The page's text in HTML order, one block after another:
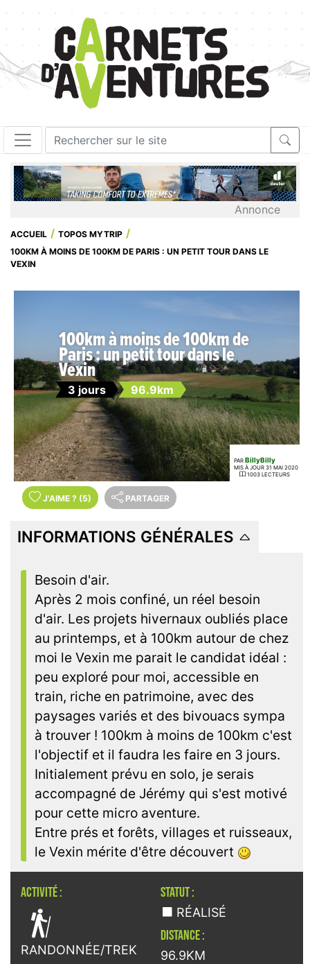
Annonce
ACCUEIL
TOPOS MYTRIP
100KM À MOINS DE 100KM DE PARIS : UN PETIT TOUR DANS LE
VEXIN
100km à moins de 100km de
Paris : un petit tour dans le
Vexin
3 jours 96.9km
PAR BillyBilly
MIS À JOUR 31 MAI 2020
1003 LECTEURS
J'AIME ? (5) PARTAGER
INFORMATIONS GÉNÉRALES
Besoin d'air.
Après 2 mois confiné, un réel besoin
d'air. Les projets hivernaux oubliés place
au printemps, et à 100km autour de chez
moi le Vexin me parait le candidat idéal :
peu exploré pour moi, accessible en
train, riche en patrimoine, avec des
paysages variés et des bivouacs sympa
à trouver ! 100km à moins de 100km c'est
l'objectif et il faudra les faire en 3 jours.
Initialement prévu en solo, je serais
accompagné de Jérémy qui s'est motivé
pour cette micro aventure.
Entre prés et forêts, villages et ruisseaux,
le Vexin mérite d'être découvert
ACTIVITÉ :

RANDONNÉE/TREK
STATUT :
RÉALISÉ
DISTANCE :
96.9KM